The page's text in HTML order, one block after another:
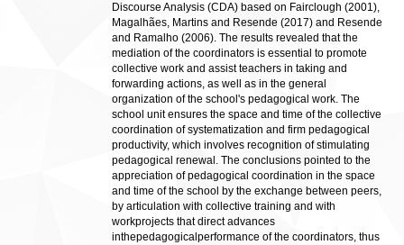
Discourse Analysis (CDA) based on Fairclough (2001),
Magalhães, Martins and Resende (2017) and Resende
and Ramalho (2006). The results revealed that the
mediation of the coordinators is essential to promote
collective work and assist teachers in taking and
forwarding actions, as well as in the general
organization of the school's pedagogical work. The
school unit ensures the space and time of the collective
coordination of systematization and firm pedagogical
productivity, which involves recognition of stimulating
pedagogical renewal. The conclusions pointed to the
appreciation of pedagogical coordination in the space
and time of the school by the exchange between peers,
by articulation with collective training and with
workprojects that direct advances
inthepedagogicalperformance of the coordinators, thus